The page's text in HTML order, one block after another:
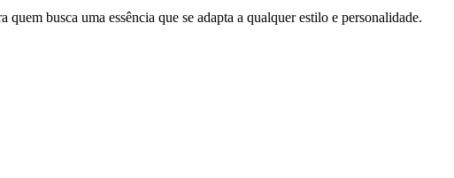
busca uma essência que se adapta a qualquer estilo e personalidade.